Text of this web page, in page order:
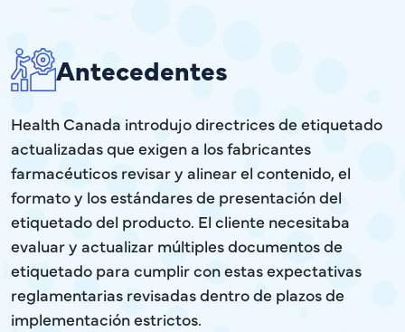
Antecedentes
Health Canada introdujo directrices de etiquetado
actualizadas que exigen a los fabricantes
farmacéuticos revisar y alinear el contenido, el
formato y los estándares de presentación del
etiquetado del producto. El cliente necesitaba
evaluar y actualizar múltiples documentos de
etiquetado para cumplir con estas expectativas
reglamentarias revisadas dentro de plazos de
implementación estrictos.